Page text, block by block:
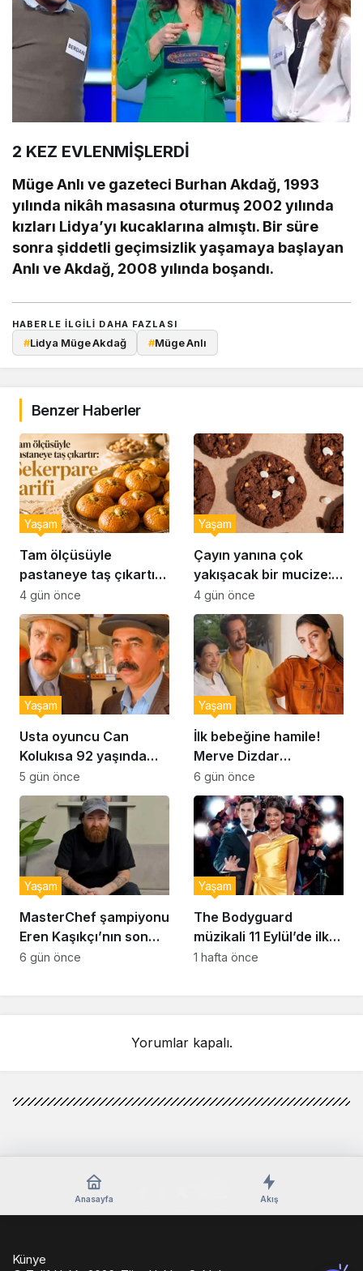
2 KEZ EVLENMİŞLERDİ
Müge Anlı ve gazeteci Burhan Akdağ, 1993
yılında nikâh masasına oturmuş 2002 yılında
kızları Lidya’yı kucaklarına almıştı. Bir süre
sonra şiddetli geçimsizlik yaşamaya başlayan
Anlı ve Akdağ, 2008 yılında boşandı.
HABERLE ILGILI DAHA FAZLASI
#Lidya Müge Akdağ #Müge Anlı
Benzer Haberler
Tam ölçüsüyle
pastaneye taş çıkartır:
Şekerpare tarifi
Yaşam
4 gün önce
Çayın yanına çok
yakışacak bir mucize:
Brownie tadında ıslak
kurabiye tarifi…
Yaşam
4 gün önce
Usta oyuncu Can
Kolukısa 92 yaşında
hayatını kaybetti
Yaşam
5 gün önce
İlk bebeğine hamile!
Merve Dizdar
sessizliğini bozdu: ‘İsim
bulmak çok zor’
Yaşam
6 gün önce
MasterChef şampiyonu
Eren Kaşıkçı’nın son
anlarındaki kahreden
Yaşam
6 gün önce
The Bodyguard
müzikali 11 Eylül’de ilk
kez Türkiye’de
Yaşam
1 hafta önce
Yorumlar kapalı.
Anasayfa Akış
Künye